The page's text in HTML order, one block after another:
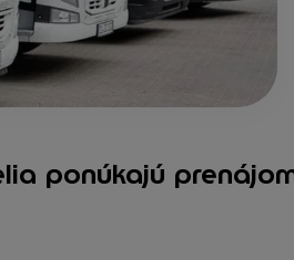
ponúkajú